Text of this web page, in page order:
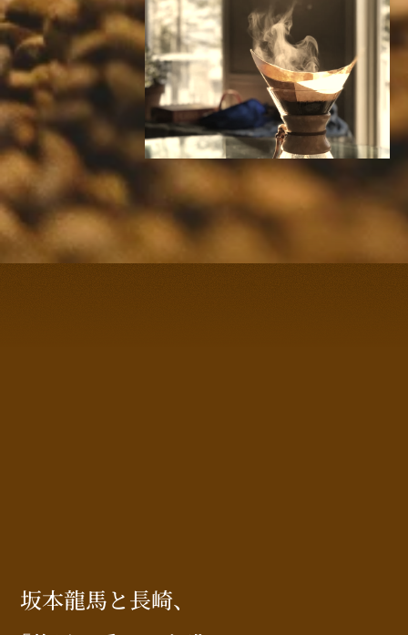
坂本龍馬と長崎、